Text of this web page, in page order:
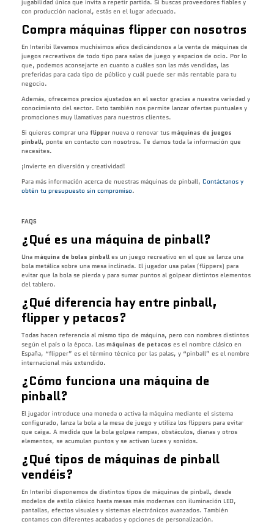
jugabilidad única que invita a repetir partida. Si buscas proveedores fiables y
con producción nacional, estás en el lugar adecuado.
Compra máquinas flipper con nosotros
En Interibi llevamos muchísimos años dedicándonos a la venta de máquinas de
juegos recreativos de todo tipo para salas de juego y espacios de ocio. Por lo
que, podemos aconsejarte en cuanto a cuáles son las más vendidas, las
preferidas para cada tipo de público y cuál puede ser más rentable para tu
negocio.
Además, ofrecemos precios ajustados en el sector gracias a nuestra variedad y
conocimiento del sector. Esto también nos permite lanzar ofertas puntuales y
promociones muy llamativas para nuestros clientes.
Si quieres comprar una flipper nueva o renovar tus máquinas de juegos
pinball, ponte en contacto con nosotros. Te damos toda la información que
necesites.
¡Invierte en diversión y creatividad!
Para más información acerca de nuestras máquinas de pinball, Contáctanos y
obtén tu presupuesto sin compromiso.
FAQS
¿Qué es una máquina de pinball?
Una máquina de bolas pinball es un juego recreativo en el que se lanza una
bola metálica sobre una mesa inclinada. El jugador usa palas (flippers) para
evitar que la bola se pierda y para sumar puntos al golpear distintos elementos
del tablero.
¿Qué diferencia hay entre pinball,
flipper y petacos?
Todas hacen referencia al mismo tipo de máquina, pero con nombres distintos
según el país o la época. Las máquinas de petacos es el nombre clásico en
España, “flipper” es el término técnico por las palas, y “pinball” es el nombre
internacional más extendido.
¿Cómo funciona una máquina de
pinball?
El jugador introduce una moneda o activa la máquina mediante el sistema
configurado, lanza la bola a la mesa de juego y utiliza los flippers para evitar
que caiga. A medida que la bola golpea rampas, obstáculos, dianas y otros
elementos, se acumulan puntos y se activan luces y sonidos.
¿Qué tipos de máquinas de pinball
vendéis?
En Interibi disponemos de distintos tipos de máquinas de pinball, desde
modelos de estilo clásico hasta mesas más modernas con iluminación LED,
pantallas, efectos visuales y sistemas electrónicos avanzados. También
contamos con diferentes acabados y opciones de personalización.